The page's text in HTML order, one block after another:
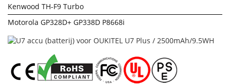
Kenwood TH-F9 Turbo
Motorola GP328D+ GP338D P8668i